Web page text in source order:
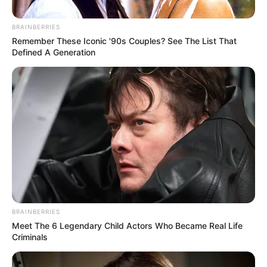
Colllage
Por: Camilo Andrés Jaimes Osorio
Diciembre 9, 2022
BRAINBERRIES
Remember These Iconic '90s Couples? See The List That
Defined A Generation
BRAINBERRIES
Meet The 6 Legendary Child Actors Who Became Real Life
Criminals